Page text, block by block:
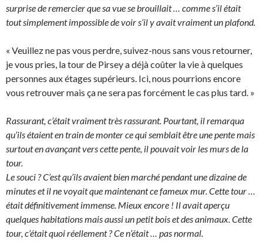
surprise de remercier que sa vue se brouillait … comme s’il était
tout simplement impossible de voir s’il y avait vraiment un plafond.
« Veuillez ne pas vous perdre, suivez-nous sans vous retourner,
je vous pries, la tour de Pirsey a déjà coûter la vie à quelques
personnes aux étages supérieurs. Ici, nous pourrions encore
vous retrouver mais ça ne sera pas forcément le cas plus tard. »
Rassurant, c’était vraiment très rassurant. Pourtant, il remarqua
qu’ils étaient en train de monter ce qui semblait être une pente mais
surtout en avançant vers cette pente, il pouvait voir les murs de la
tour.
Le souci ? C’est qu’ils avaient bien marché pendant une dizaine de
minutes et il ne voyait que maintenant ce fameux mur. Cette tour …
était définitivement immense. Mieux encore ! Il avait aperçu
quelques habitations mais aussi un petit bois et des animaux. Cette
tour, c’était quoi réellement ? Ce n’était … pas normal.